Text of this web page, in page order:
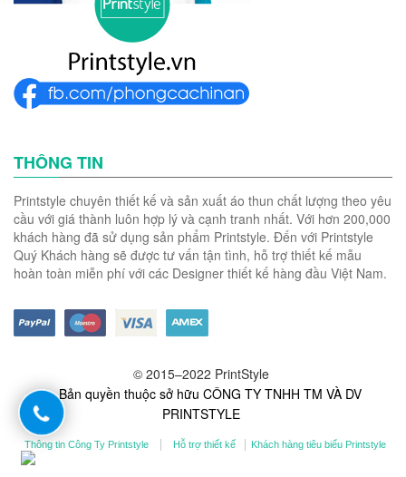
THÔNG TIN
Printstyle chuyên thiết kế và sản xuất áo thun chất lượng theo yêu
cầu với giá thành luôn hợp lý và cạnh tranh nhất. Với hơn 200,000
khách hàng đã sử dụng sản phẩm Printstyle. Đến với Printstyle
Quý Khách hàng sẽ được tư vấn tận tình, hỗ trợ thiết kế mẫu
hoàn toàn miễn phí với các Designer thiết kế hàng đầu Việt Nam.
© 2015–2022 PrintStyle
- Bản quyền thuộc sở hữu CÔNG TY TNHH TM VÀ DV
PRINTSTYLE
Thông tin Công Ty Printstyle Hỗ trợ thiết kế Khách hàng tiêu biểu Printstyle